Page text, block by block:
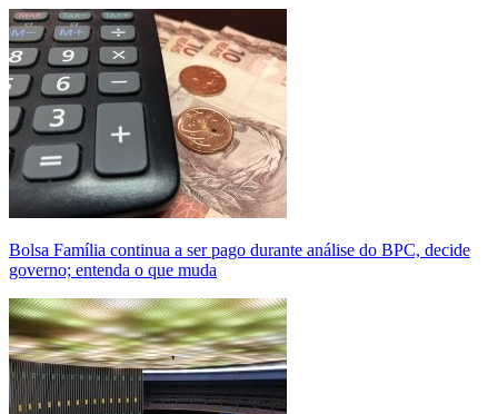
Bolsa Família continua a ser pago durante análise do BPC, decide
governo; entenda o que muda